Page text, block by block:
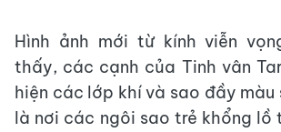
Hình ảnh mới từ kính viễn
thấy, các cạnh của Tinh vân
hiện các lớp khí và sao đầy màu
là nơi các ngôi sao trẻ khổng lồ